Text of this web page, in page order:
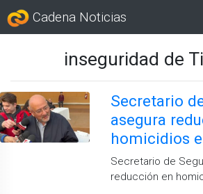
Cadena Noticias
inseguridad de
Secretario
asegura
homicidios
Secretario de
reducción en